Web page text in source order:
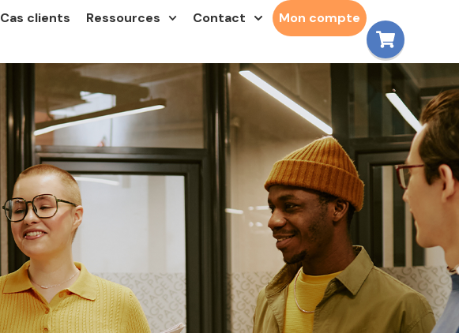
Cas clients Ressources Contact Mon compte